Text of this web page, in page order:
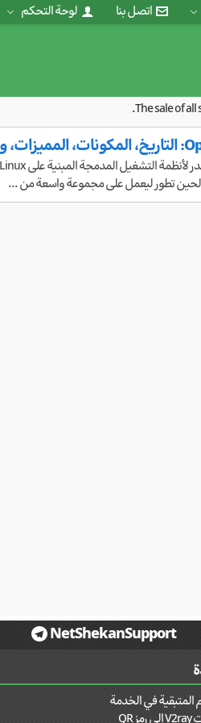
اتصل بنا لوحة التحكم
The sale of
NetShekanSupport
المتبقية في الخدمة